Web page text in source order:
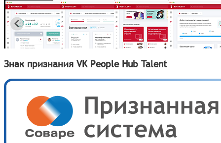
Знак признания VK People Hub Talent